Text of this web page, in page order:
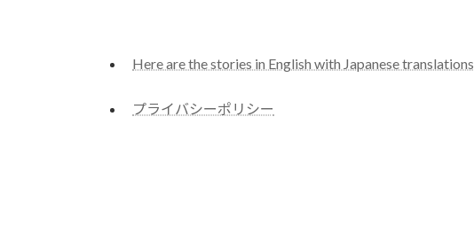
Here are the stories in English with Japanese translations.
プライバシーポリシー